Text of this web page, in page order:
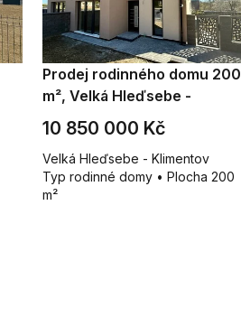
Prodej rodinného domu 200
m², Velká Hleďsebe -
Klimentov
10 850 000 Kč
Velká Hleďsebe - Klimentov
Typ rodinné domy • Plocha 200
m²